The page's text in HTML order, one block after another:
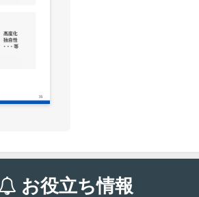
お役立ち情報